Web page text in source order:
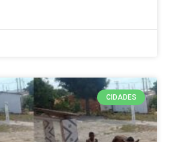
CIDADES